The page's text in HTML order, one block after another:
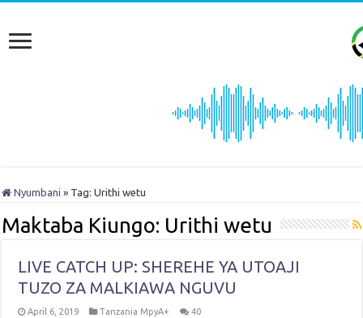
Nyumbani » Tag:Urithi wetu
Maktaba Kiungo: Urithi wetu
LIVE CATCH UP: SHEREHE YA UTOAJI
TUZO ZA MALKIAWA NGUVU
April 6, 2019 Tanzania MpyA+ 40